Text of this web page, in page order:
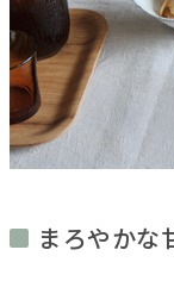
まろやかな